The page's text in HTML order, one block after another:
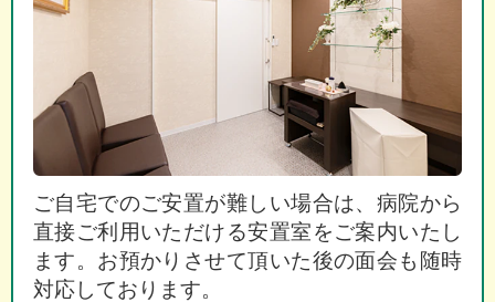
ご自宅でのご安置が難しい場合は、病院から
直接ご利用いただける安置室をご案内いたし
ます。お預かりさせて頂いた後の面会も随時
対応しております。